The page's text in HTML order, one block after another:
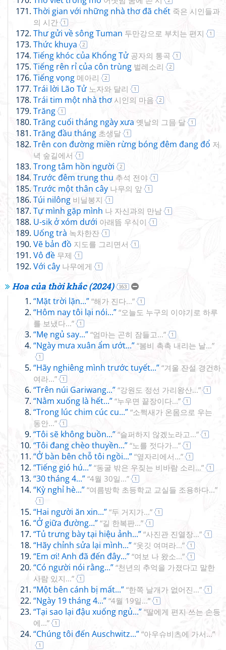
Thời gian với những nhà thơ đã chết 죽은 시인들과
의 시간
1
Thư gửi về sông Tuman 두만강으로 부치는 편지 1
Thức khuya 2
Tiếng khóc của Khổng Tử 공자의 통곡 1
Tiếng rên rỉ của côn trùng 벌레소리 2
Tiếng vọng 메아리 2
Trái lời Lão Tử 노자와 달리 1
Trái tim một nhà thơ 시인의 마음 2
Trăng 1
Trăng cuối tháng ngày xưa 옛날의 그믐 달 1
Trăng đầu tháng 초생달 1
Trên con đường miền rừng bóng đêm đang đổ 저
녁 숲길에서
1
Trong tâm hồn người 2
Trước đêm trung thu 추석 전야 1
Trước một thân cây 나무의 앞 1
Túi nilông 비닐봉지 1
Tự mình gặp mình 나 자신과의 만남 1
U-sik ở xóm dưới 아래뜸 우식이 1
Uống trà 녹차한잔 1
Vẽ bản đồ 지도를 그리면서 1
Vô đề 무제 1
Với cây 나무에게 1
Hoa của thời khắc (2024) 163
“Mặt trời lặn...” “해가 진다...” 1
“Hôm nay tôi lại nói...” “오늘도 누구의 이야기로 하루
를 보냈다...”
1
“Mẹ ngủ say...” “엄마는 곤히 잠들고...” 1
“Ngày mưa xuân ẩm ướt...” “봄비 촉촉 내리는 날...”
1
“Hãy nghiêng mình trước tuyết...” “겨울 잔설 경건하
여라...”
1
“Trên núi Gariwang...” “강원도 정선 가리왕산...” 1
“Nằm xuống là hết...” “누우면 끝장이다...” 1
“Trong lúc chim cúc cu...” “소쩍새가 온몸으로 우는
동안...”
1
“Tôi sẽ không buồn...” “슬퍼하지 않겠노라고...” 1
“Tôi đang chèo thuyền...” “노를 젓다가...” 1
“Ở bàn bên chỗ tôi ngồi...” “옆자리에서...” 1
“Tiếng gió hú...” “동굴 밖은 우짖는 비바람 소리...” 1
“30 tháng 4...” “4월 30일...” 1
“Kỳ nghỉ hè...” “여름방학 초등학교 교실들 조용하다...”
1
“Hai người ăn xin...” “두 거지가...” 1
“Ở giữa đường...” “길 한복판...” 1
“Tủ trưng bày tại hiệu ảnh...” “사진관 진열장...” 1
“Hãy chỉnh sửa lại mình...” “옷깃 여며라...” 1
“Em ơi! Anh đã đến đây...” “여보 나 왔소...” 1
“Có người nói rằng...” “천년의 추억을 가졌다고 말한
사람 있지...”
1
“Một bên cánh bị mất...” “한쪽 날개가 없어진...” 1
“Ngày 19 tháng 4...” “4월 19일...” 1
“Tại sao lại đậu xuống ngủ...” “딸에게 편지 쓰는 손등
에...”
1
“Chúng tôi đến Auschwitz...” “아우슈비츠에 가서...”
1